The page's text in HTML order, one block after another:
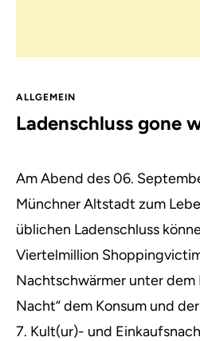
ALLGEMEIN
Ladenschluss gone
Am Abend des 06.
Münchner Altstadt zum
üblichen Ladenschluss
Viertelmillion
Nachtschwärmer unter dem
Nacht“ dem Konsum und
7. Kult(ur)- und